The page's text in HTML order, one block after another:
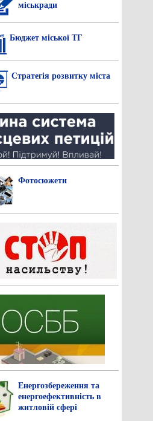
міськради
Бюджет міської ТГ
Стратегія розвитку міста
Фотосюжети
Енергозбереження та
енергоефективність в
житловій сфері